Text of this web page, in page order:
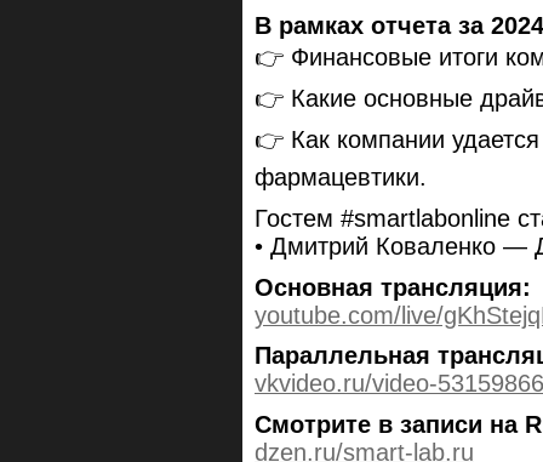
В рамках отчета за
👉 Финансовые итоги
👉 Какие основные
👉 Как компании
фармацевтики.
Гостем #smartlabonline
• Дмитрий Коваленко —
Основная трансляция:
youtube.com/live/
Параллельная
vkvideo.ru/video-
Смотрите в записи на
dzen.ru/smart-lab.ru